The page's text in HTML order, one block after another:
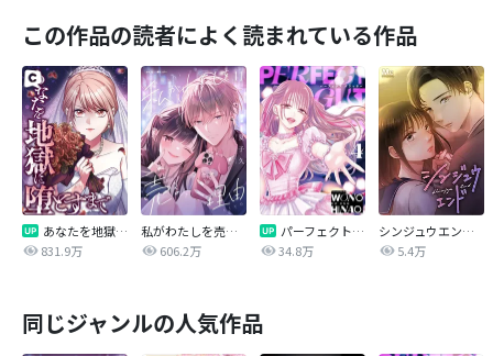
この作品の読者によく読まれている作品
あなたを地獄に堕とすまで
831.9万
私がわたしを売る理由
606.2万
パーフェクトグリッター
34.8万
シンジュウエンド【タテヨミ】
5.4万
同じジャンルの人気作品